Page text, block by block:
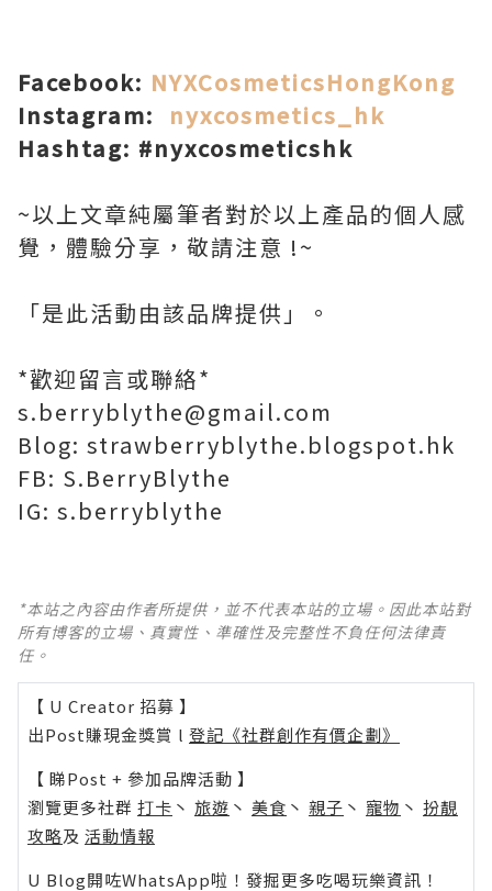
Facebook: NYXCosmeticsHongKong
Instagram: nyxcosmetics_hk
Hashtag: #nyxcosmeticshk
~以上文章純屬筆者對於以上產品的個人 感
覺，體驗分享，敬請注意 !~
「是此活動由該品牌提供」。
*歡迎留言或聯絡*
s.berryblythe@gmail.com
Blog: strawberryblythe.blogspot.hk
FB: S.BerryBlythe
IG: s.berryblythe
*本站之內容由作者所提供，並不代表本站的立場。因此本站對
所有博客的立場、真實性、準確性及完整性不負任何法律責
任。
【 U Creator 招募 】
出Post賺現金獎賞 l 登記《社群創作有價企劃》
【 睇Post + 參加品牌活動 】
瀏覽更多社群 打卡 丶 旅遊 丶 美食 丶 親子 丶 寵物 丶 扮靚
攻略及 活動情報
U Blog開咗WhatsApp啦！發掘更多吃喝玩樂資訊！